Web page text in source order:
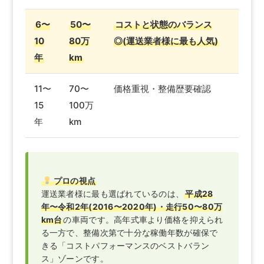
6〜
10
年
50〜
80万
km
コストと状態のバランス
◎(運送業者様に最も人気)
11〜
15
年
70〜
100万
km
価格重視・整備歴要確認
プロの視点
運送業者様に最も選ばれているのは、平成28
年〜令和2年(2016〜2020年)・走行50〜80万
km台の車両です。高年式車より価格を抑えられ
る一方で、整備次第で十分な稼働年数が確保で
きる「コストパフォーマンスのベストバラン
ス」ゾーンです。